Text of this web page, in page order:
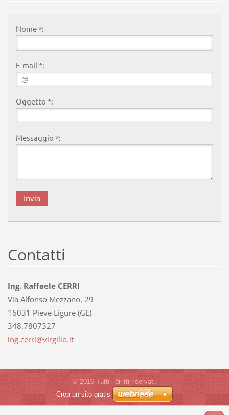
Nome *:
E-mail *:
Oggetto *:
Messaggio *:
Contatti
Ing. Raffaele CERRI
Via Alfonso Mezzano, 29
16031 Pieve Ligure (GE)
348.7807327
ing.cerri@virgilio.it
© 2016 Tutti i diritti riservati.
Crea un sito gratis